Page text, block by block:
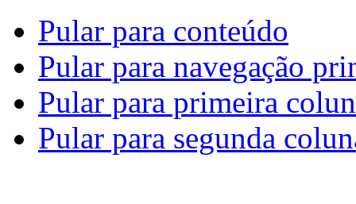
Pular para conteúdo
Pular para navegação
Pular para primeira
Pular para segunda